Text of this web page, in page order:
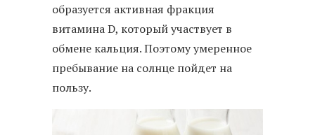
образуется активная фракция
витамина D, который участвует в
обмене кальция. Поэтому умеренное
пребывание на солнце пойдет на
пользу.